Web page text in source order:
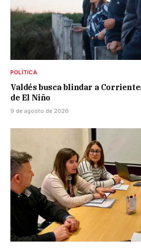
POLÍTICA
Valdés busca blindar a
de El Niño
9 de agosto de 2026